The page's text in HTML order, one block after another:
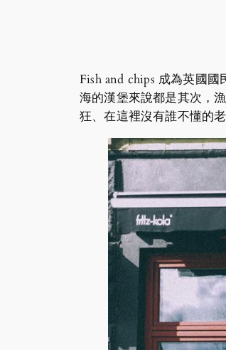
Fish and chips 成為英國
海的漢堡來說都是其次，
狂、在這裡沒有誰不懂的